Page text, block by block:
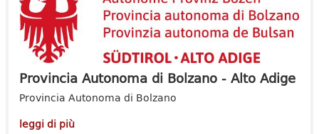
Provincia Autonoma di Bolzano - Alto Adige
Provincia Autonoma di Bolzano
leggi di più